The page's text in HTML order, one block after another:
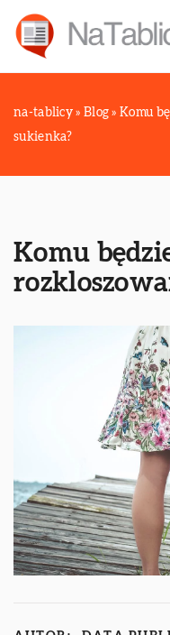
na-tablicy » Blog »Komu
sukienka?
Komu